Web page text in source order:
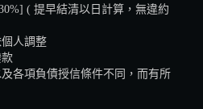
( 提早結清以日計算，無違約
人調整
各項負債授信條件不同，而有所